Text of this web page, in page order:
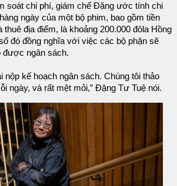
soát chi phí, giám chế Đặng ước tính chi
ngày của một bộ phim, bao gồm tiền
thuê địa điểm, là khoảng 200.000 đôla Hồng
đó đồng nghĩa với việc các bộ phận sẽ
được ngân sách.
nộp kế hoạch ngân sách. Chúng tôi thảo
ngày, và rất mệt mỏi,” Đặng Tư Tuệ nói.